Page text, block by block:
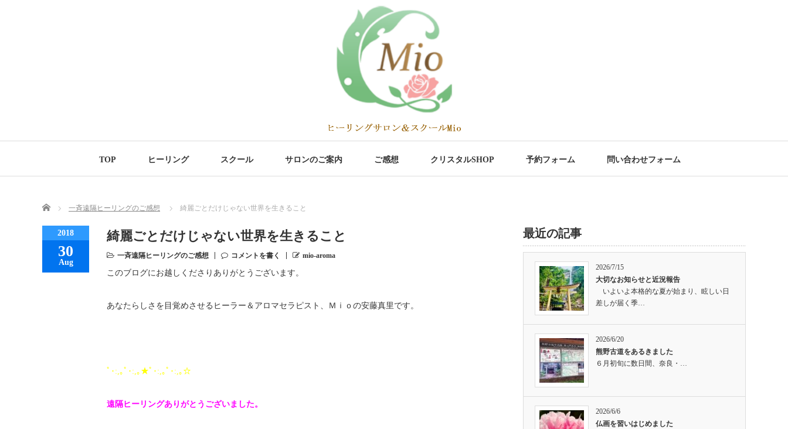
TOP ヒーリング スクール サロンのご案内 ご感想 クリスタルSHOP 予約フォーム 問い合わせフォーム
Home 一斉遠隔ヒーリングのご感想 綺麗ごとだけじゃない世界を生きること
2018
30
Aug
綺麗ごとだけじゃない世界を生きること
一斉遠隔ヒーリングのご感想 コメントを書く mio-aroma
このブログにお越しくださりありがとうございます。
あなたらしさを目覚めさせるヒーラー＆アロマセラピスト、Ｍｉｏの安藤真里です。
ﾟ･:,｡ﾟ･:,｡★ﾟ･:,｡ﾟ･:,｡☆
遠隔ヒーリングありがとうございました。
最近の記事
2026/7/15
大切なお知らせと近況報告
いよいよ本格的な夏が始まり、眩しい日
差しが届く季…
2026/6/20
熊野古道をあるきました
６月初旬に数日間、奈良・…
2026/6/6
仏画を習いはじめました